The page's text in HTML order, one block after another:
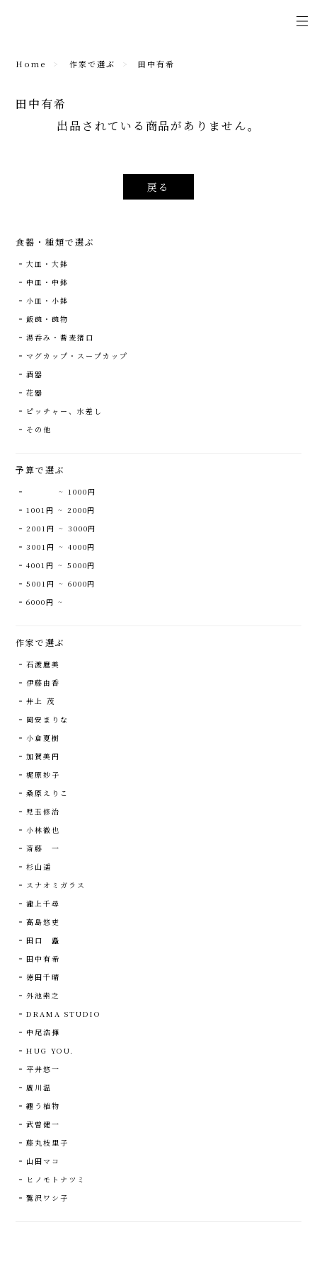
Home 作家で選ぶ 田中有希
田中有希
出品されている商品がありません。
戻る
食器・種類で選ぶ
大皿・大鉢
中皿・中鉢
小皿・小鉢
飯碗・碗物
湯呑み・蕎麦猪口
マグカップ・スープカップ
酒器
花器
ピッチャー、水差し
その他
予算で選ぶ
~ 1000円
1001円 ~ 2000円
2001円 ~ 3000円
3001円 ~ 4000円
4001円 ~ 5000円
5001円 ~ 6000円
6000円 ~
作家で選ぶ
石渡麿美
伊藤由香
井上 茂
岡安まりな
小倉夏樹
加賀美円
梶原妙子
桑原えりこ
児玉修治
小林徹也
斎藤 一
杉山遥
スナオミガラス
瀧上千尋
高島悠吏
田口 矗
田中有希
徳田千晴
外池素之
DRAMA STUDIO
中尾浩揮
HUG YOU.
平井悠一
廣川温
纏う植物
武曽健一
藤丸枝里子
山田マコ
ヒノモトナツミ
鷲沢ワシ子